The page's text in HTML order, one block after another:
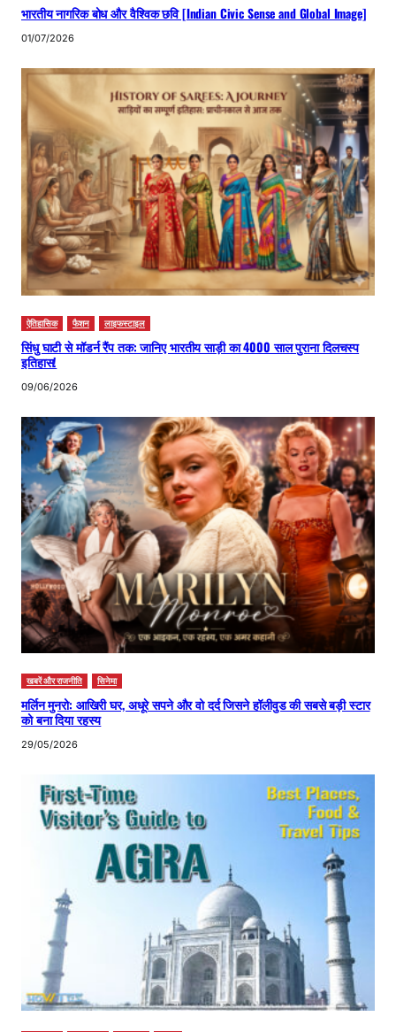
भारतीय नागरिक बोध और वैश्विक छवि [Indian Civic Sense and Global Image]
01/07/2026
ऐतिहासिक फैशन लाइफस्टाइल
सिंधु घाटी से मॉडर्न रैंप तक: जानिए भारतीय साड़ी का 4000 साल पुराना दिलचस्प
इतिहास!
09/06/2026
खबरें और राजनीति सिनेमा
मर्लिन मुनरो: आखिरी घर, अधूरे सपने और वो दर्द जिसने हॉलीवुड की सबसे बड़ी स्टार
को बना दिया रहस्य
29/05/2026